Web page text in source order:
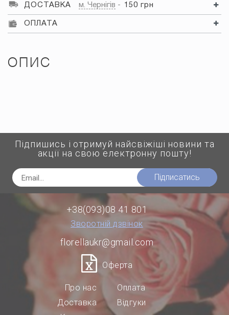
ДОСТАВКА м. Чернігів 150 грн
ОПЛАТА
ОПИС
Підпишись і отримуй найсвіжіші новини та
акції на свою електронну пошту!
Підписатись
+38(093)08 41 801
Зворотній дзвінок
florellaukr@gmail.com
Оферта
Про нас
Доставка
Оплата
Відгуки